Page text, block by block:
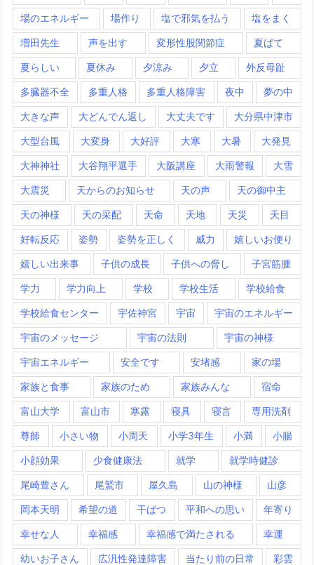
場のエネルギー 場作り 塩で邪気を払う 塩をまく
増田先生 声を出す 変形性股関節症 夏ばて
夏らしい 夏休み 夕涼み 夕立 外反母趾
多臓器不全 多重人格 多重人格障害 夜中 夢の中
大きな声 大どんでん返し 大丈夫です 大分県中津市
大型台風 大変身 大好評 大寒 大暑 大発見
大神神社 大谷翔平選手 大阪講座 大雨警報 大雪
大震災 天からのお知らせ 天の声 天の御中主
天の神様 天の采配 天命 天地 天災 天目
好転反応 姿勢 姿勢を正しく 威力 嬉しいお便り
嬉しい出来事 子供の成長 子供への脅し 子宮筋腫
学力 学力向上 学校 学校生活 学校給食
学校給食センター 宇佐神宮 宇宙 宇宙のエネルギー
宇宙のメッセージ 宇宙の法則 宇宙の神様
宇宙エネルギー 安全です 安堵感 家の場
家族と食事 家族のため 家族みんな 宿命
富山大学 富山市 寒露 寝具 寝言 専用洗剤
尊師 小さい物 小周天 小学3年生 小満 小腸
小顔効果 少食健康法 就学 就学時健診
尾崎豊さん 尾鷲市 屋久島 山の神様 山彦
岡本天明 希望の道 干ばつ 平和への思い 年寄り
幸せな人 幸福感 幸福感で満たされる 幸運
幼いお子さん 広汎性発達障害 当たり前の日常 彩雲